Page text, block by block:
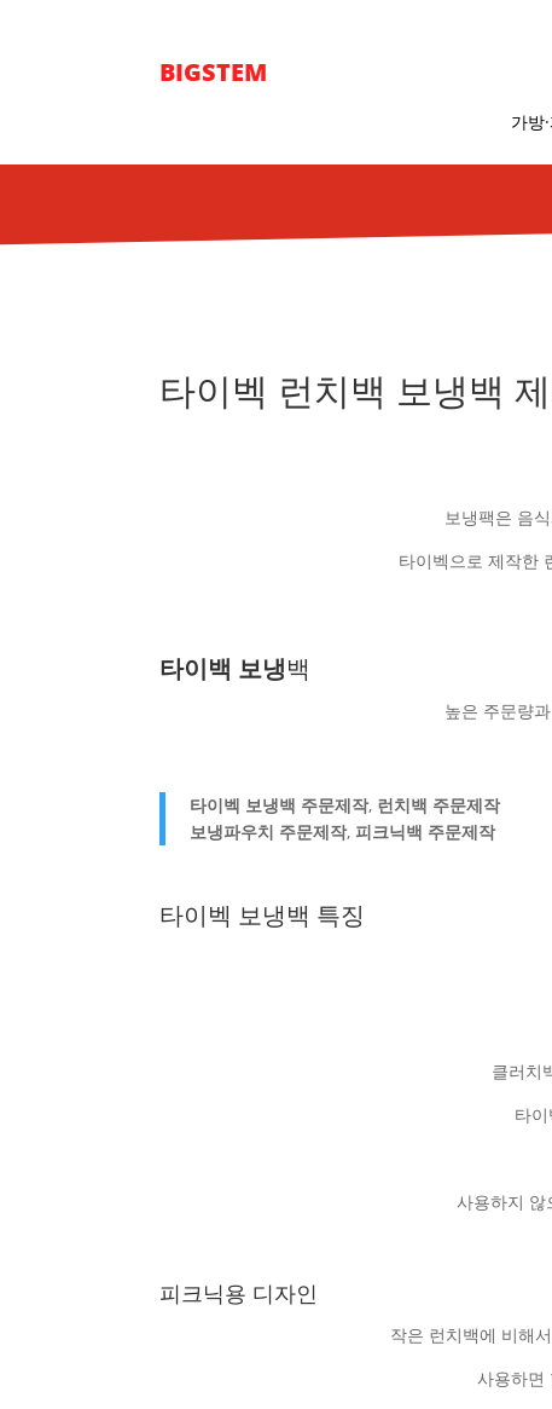
BIGSTEM
가방
타이벡 런치백 보냉백
보냉팩은 음
타이벡으로 제작한
타이백 보냉백
높은 주문량
타이벡 보냉백 주문제작, 런치백 주문제작
보냉파우치 주문제작, 피크닉백 주문제작
타이벡 보냉백 특징
클러치
타
사용하지 않
피크닉용 디자인
작은 런치백에 비해
사용하면